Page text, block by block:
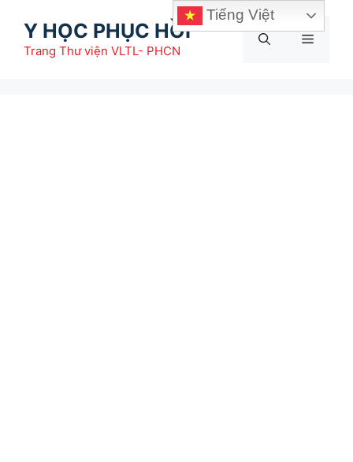
Y HỌC PHỤC HỒI
Trang Thư viện VLTL- PHCN
Menu
Tiếng Việt